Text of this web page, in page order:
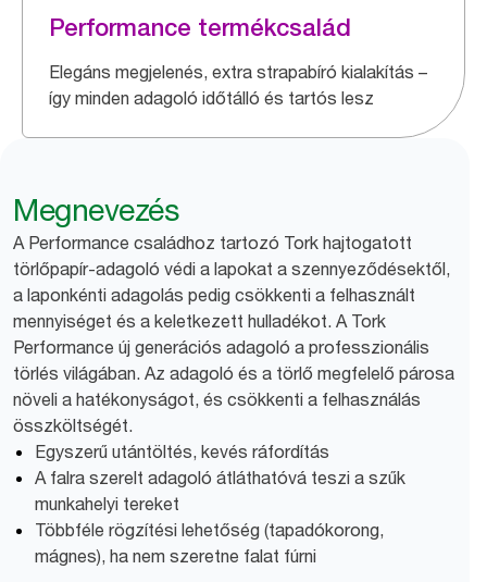
Performance termékcsalád
Elegáns megjelenés, extra strapabíró kialakítás –
így minden adagoló időtálló és tartós lesz
Megnevezés
A Performance családhoz tartozó Tork hajtogatott
törlőpapír-adagoló védi a lapokat a szennyeződésektől,
a laponkénti adagolás pedig csökkenti a felhasznált
mennyiséget és a keletkezett hulladékot. A Tork
Performance új generációs adagoló a professzionális
törlés világában. Az adagoló és a törlő megfelelő párosa
növeli a hatékonyságot, és csökkenti a felhasználás
összköltségét.
Egyszerű utántöltés, kevés ráfordítás
A falra szerelt adagoló átláthatóvá teszi a szűk
munkahelyi tereket
Többféle rögzítési lehetőség (tapadókorong,
mágnes), ha nem szeretne falat fúrni